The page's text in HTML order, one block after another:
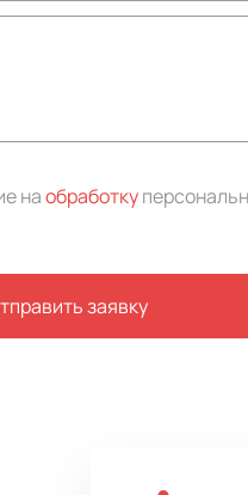
наобработку
заявку